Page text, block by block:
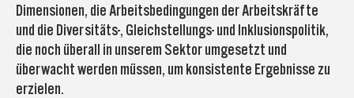
Dimensionen, die Arbeitsbedingungen der Arbeitskräfte
und die Diversitäts-, Gleichstellungs- und Inklusionspolitik,
die noch überall in unserem Sektor umgesetzt und
überwacht werden müssen, um konsistente Ergebnisse zu
erzielen.